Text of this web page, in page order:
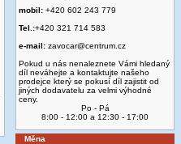
mobil: +420 602 243 779
Tel.:+420 321 714 583
e-mail: zavocar@centrum.cz
Pokud u nás nenaleznete Vámi hledaný
díl neváhejte a kontaktujte našeho
prodejce který se pokusí díl zajistit od
jiných dodavatelu za velmi výhodné
ceny.
Po - Pá
8:00 - 12:00 a 12:30 - 17:00
Měna